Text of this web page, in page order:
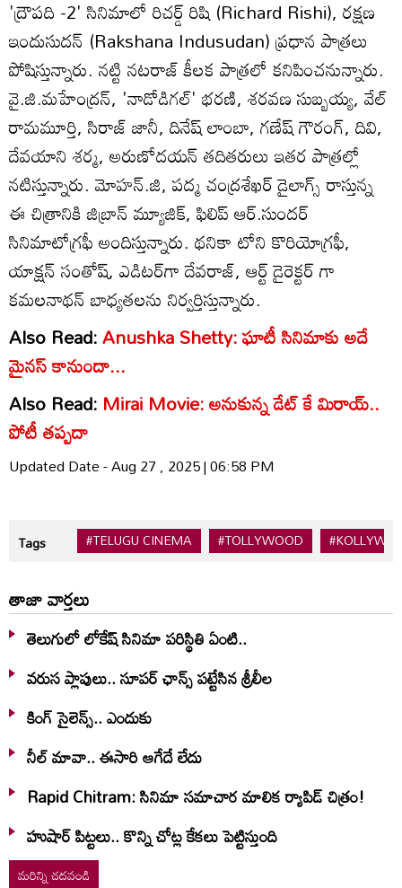
'ద్రౌపది -2' సినిమాలో రిచ‌ర్డ్ రిషి (Richard Rishi), రక్షణ
ఇందుసుద‌న్ (Rakshana Indusudan) ప్రధాన పాత్రలు
పోషిస్తున్నారు. న‌ట్టి న‌ట‌రాజ్ కీల‌క పాత్రలో క‌నిపించ‌నున్నారు.
వై.జి.మ‌హేంద్రన్, 'నాడోడిగ‌ల్' భ‌ర‌ణి, శ‌ర‌వ‌ణ సుబ్బయ్య, వేల్
రామ‌మూర్తి, సిరాజ్ జానీ, దినేష్ లాంబా, గ‌ణేష్ గౌరంగ్, దివి,
దేవ‌యాని శర్మ, అరుణోద‌య‌న్ త‌దిత‌రులు ఇత‌ర పాత్రల్లో
న‌టిస్తున్నారు. మోహ‌న్‌.జి, ప‌ద్మ చంద్రశేఖర్ డైలాగ్స్ రాస్తున్న
ఈ చిత్రానికి జిబ్రాన్ మ్యూజిక్‌, ఫిలిప్ ఆర్‌.సుంద‌ర్
సినిమాటోగ్రఫీ అందిస్తున్నారు. థ‌నికా టోని కొరియోగ్రఫీ,
యాక్షన్ సంతోష్, ఎడిట‌ర్‌గా దేవ‌రాజ్‌, ఆర్ట్ డైరెక్టర్ గా
క‌మ‌ల‌నాథ‌న్ బాధ్యతలను నిర్వర్తిస్తున్నారు.
Also Read:Anushka Shetty: ఘాటీ సినిమాకు అదే
మైనస్ కానుందా...
Also Read: Mirai Movie: అనుకున్న డేట్ కే మిరాయ్..
పోటీ తప్పదా
Updated Date - Aug 27 , 2025 | 06:58 PM
Tags #TELUGU CINEMA #TOLLYWOOD
తాజా వార్తలు
తెలుగులో లోకేష్ సినిమా పరిస్థితి ఏంటి..
వరుస ప్లాపులు.. సూపర్ ఛాన్స్ పట్టేసిన శ్రీలీల
కింగ్ సైలెన్స్.. ఎందుకు
నీల్ మావా.. ఈసారి ఆగేదే లేదు
Rapid Chitram: సినిమా సమాచార మాలిక ర్యాపిడ్ చిత్రం!
హుషార్‌ పిట్టలు.. కొన్ని చోట్ల కేకలు పెట్టిస్తుంది
మరిన్ని చదవండి